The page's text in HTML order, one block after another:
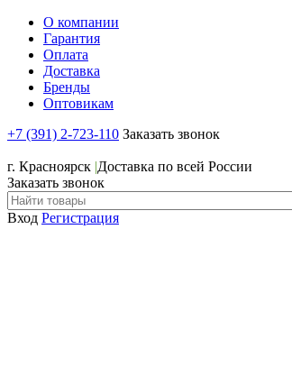
О компании
Гарантия
Оплата
Доставка
Бренды
Оптовикам
+7 (391) 2-723-110 Заказать звонок
г. Красноярск |Доставка по всей России
Заказать звонок
Вход Регистрация